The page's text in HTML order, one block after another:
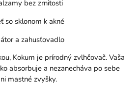
bez zrnitosti
so sklonom k akné
a zahusťovadlo
Kokum je prírodný zvlhčovač. Vaša
absorbuje a nezanecháva po sebe
mastné zvyšky.